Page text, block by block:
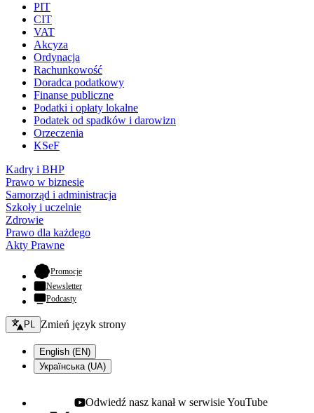
PIT
CIT
VAT
Akcyza
Ordynacja
Rachunkowość
Doradca podatkowy
Finanse publiczne
Podatki i opłaty lokalne
Podatek od spadków i darowizn
Orzeczenia
KSeF
Kadry i BHP
Prawo w biznesie
Samorząd i administracja
Szkoły i uczelnie
Zdrowie
Prawo dla każdego
Akty Prawne
Promocje- otwiera się w nowej karcie
Newsletter
Podcasty
Zmień język - bieżący:
PL Zmień język strony
English (EN)
Українська (UA)
Youtube - otwiera się w nowej karcie
Odwiedź nasz kanał w serwisie YouTube